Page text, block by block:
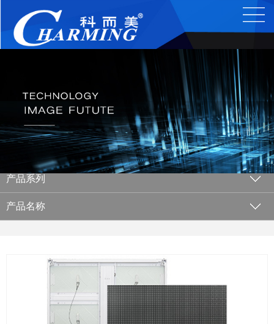
产品系列
产品名称